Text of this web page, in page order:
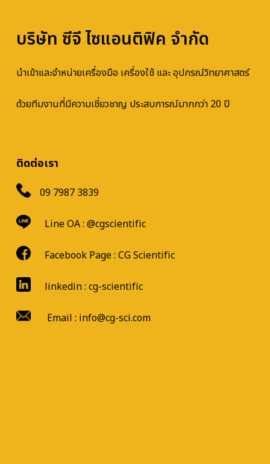
บริษัท ซีจี ไซแอนติฟิค จำกัด
นำเข้าและจำหน่ายเครื่องมือ เครื่องใช้ และ อุปกรณ์วิทยาศาสตร์
ด้วยทีมงานที่มีความเชี่ยวชาญ ประสบการณ์มากกว่า 20 ปี
ติดต่อเรา
09 7987 3839
Line OA : @cgscientific
Facebook Page : CG Scientific
linkedin : cg-scientific
Email : info@cg-sci.com